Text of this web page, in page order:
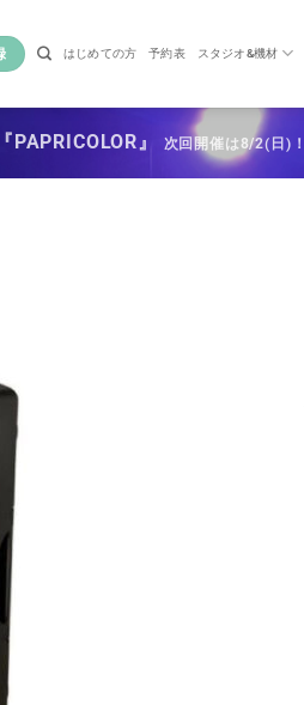
はじめての方 予約表 スタジオ&機材
』 次回開催は8/2(日)！